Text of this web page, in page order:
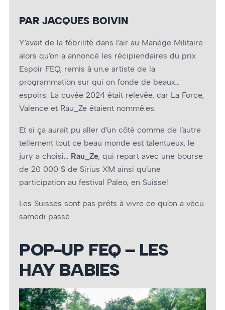
PAR JACQUES BOIVIN
Y’avait de la fébrilité dans l’air au Manège Militaire
alors qu’on a annoncé les récipiendaires du prix
Espoir FEQ, remis à un.e artiste de la
programmation sur qui on fonde de beaux…
espoirs. La cuvée 2024 était relevée, car La Force,
Valence et Rau_Ze étaient nommé.es.
Et si ça aurait pu aller d’un côté comme de l’autre
tellement tout ce beau monde est talentueux, le
jury a choisi… Rau_Ze, qui repart avec une bourse
de 20 000 $ de Sirius XM ainsi qu’une
participation au festival Paleo, en Suisse!
Les Suisses sont pas prêts à vivre ce qu’on a vécu
samedi passé.
POP-UP FEQ – LES
HAY BABIES